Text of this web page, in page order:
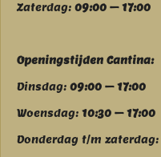
Zaterdag: 09:00 – 17:00
Openingstijden Cantina:
Dinsdag: 09:00 – 17:00
Woensdag: 10:30 – 17:00
Donderdag t/m zaterdag: